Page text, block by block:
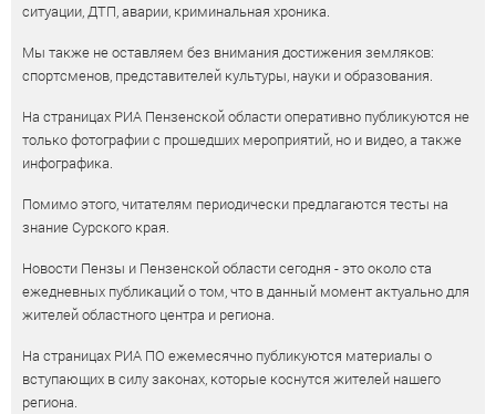
ситуации, ДТП, аварии, криминальная хроника.
Мы также не оставляем без внимания достижения земляков:
спортсменов, представителей культуры, науки и образования.
На страницах РИА Пензенской области оперативно публикуются не
только фотографии с прошедших мероприятий, но и видео, а также
инфографика.
Помимо этого, читателям периодически предлагаются тесты на
знание Сурского края.
Новости Пензы и Пензенской области сегодня - это около ста
ежедневных публикаций о том, что в данный момент актуально для
жителей областного центра и региона.
На страницах РИА ПО ежемесячно публикуются материалы о
вступающих в силу законах, которые коснутся жителей нашего
региона.